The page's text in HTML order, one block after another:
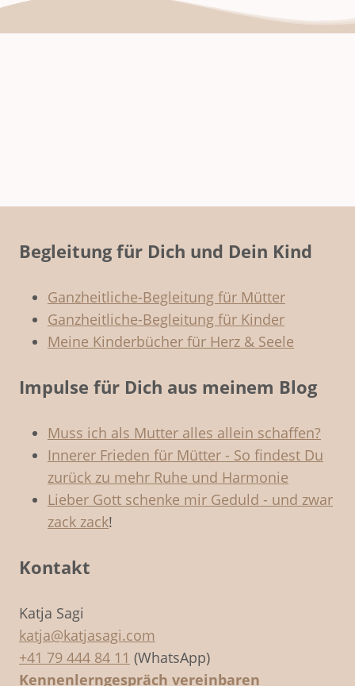
Begleitung für Dich und Dein Kind
Ganzheitliche-Begleitung für Mütter
Ganzheitliche-Begleitung für Kinder
Meine Kinderbücher für Herz & Seele
Impulse für Dich aus meinem Blog
Muss ich als Mutter alles allein schaffen?
Innerer Frieden für Mütter - So findest Du
zurück zu mehr Ruhe und Harmonie
Lieber Gott schenke mir Geduld - und zwar
zack zack!
Kontakt
Katja Sagi
katja@katjasagi.com
+41 79 444 84 11 (WhatsApp)
Kennenlerngespräch vereinbaren